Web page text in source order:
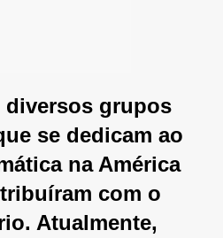
diversos grupos
se dedicam ao
na América
com o
Atualmente,